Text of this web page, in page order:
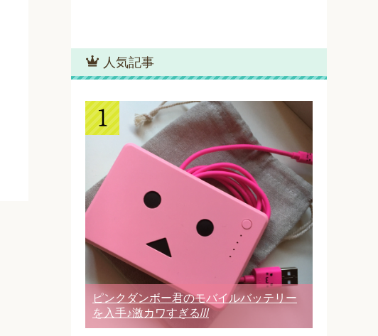
人気記事
ピンクダンボー君のモバイルバッテリー
を入手♪激カワすぎる///